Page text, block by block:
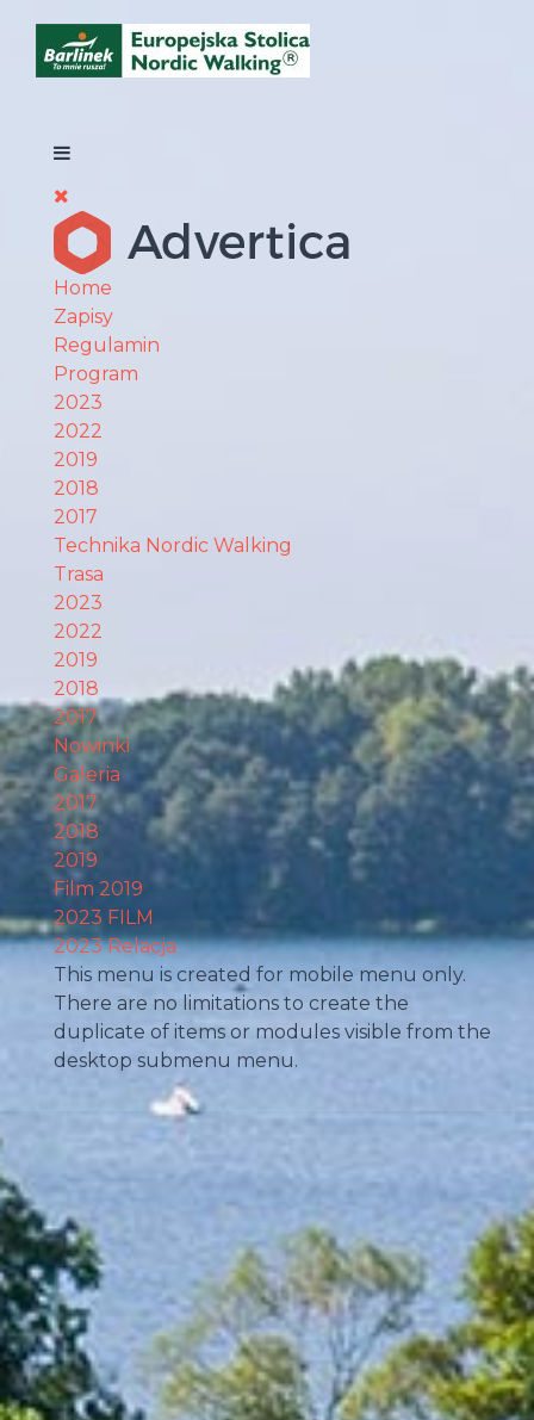
Home
Zapisy
Regulamin
Program
2023
2022
2019
2018
2017
Technika Nordic Walking
Trasa
2023
2022
2019
2018
2017
Nowinki
Galeria
2017
2018
2019
Film 2019
2023 FILM
2023 Relacja
This menu is created for mobile menu only.
There are no limitations to create the
duplicate of items or modules visible from the
desktop submenu menu.